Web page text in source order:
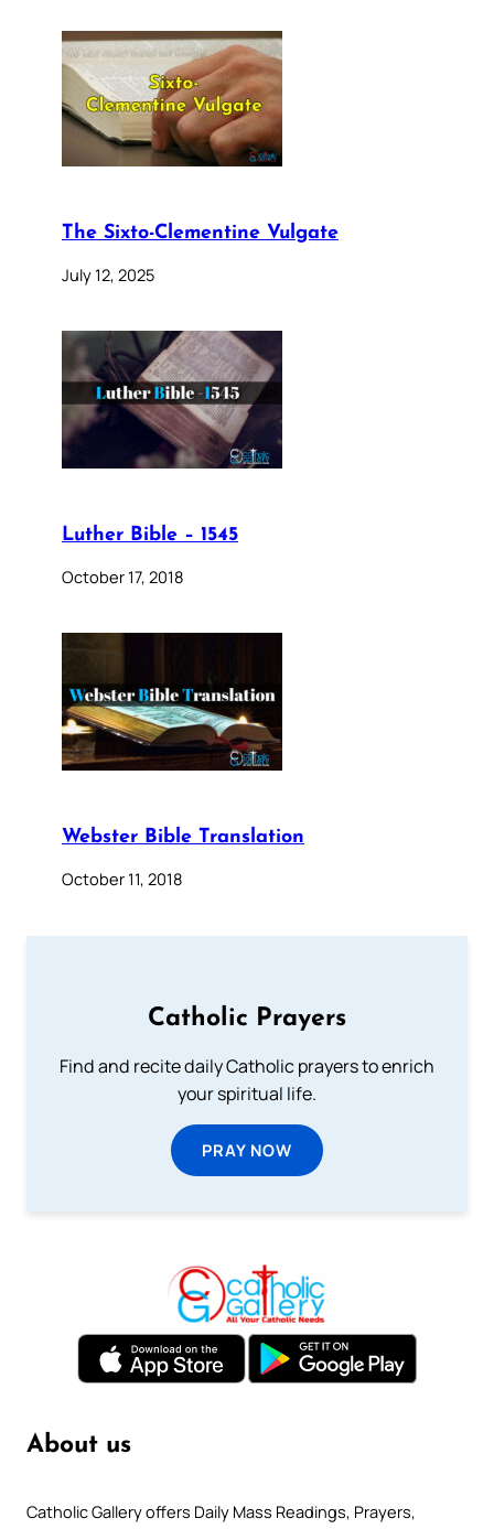
The Sixto-Clementine Vulgate
July 12, 2025
Luther Bible – 1545
October 17, 2018
Webster Bible Translation
October 11, 2018
Catholic Prayers
Find and recite daily Catholic prayers to enrich
your spiritual life.
PRAY NOW
About us
Catholic Gallery offers Daily Mass Readings, Prayers,